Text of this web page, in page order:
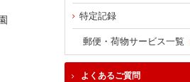
特定記録
郵便・荷物サービス一覧
よくあるご質問